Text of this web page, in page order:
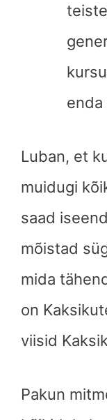
enda
Luban, et
muidugi
saad
mõistad
mida
on
viisid
Pakun